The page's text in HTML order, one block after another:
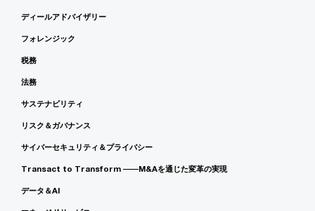
ディールアドバイザリー
フォレンジック
税務
法務
サステナビリティ
リスク＆ガバナンス
サイバーセキュリティ＆プライバシー
Transact to Transform ――M&Aを通じた変革の実現
データ＆AI